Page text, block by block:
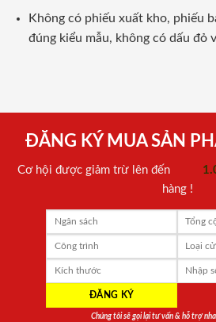
Không có phiếu xuất kho, phiếu
đúng kiểu mẫu, không có dấu đỏ
ĐĂNG KÝ MUA SẢN
Cơ hội được giảm trừ lên đến
hàng !
Chúng tôi sẽ gọi lại tư vấn & hỗ trợ